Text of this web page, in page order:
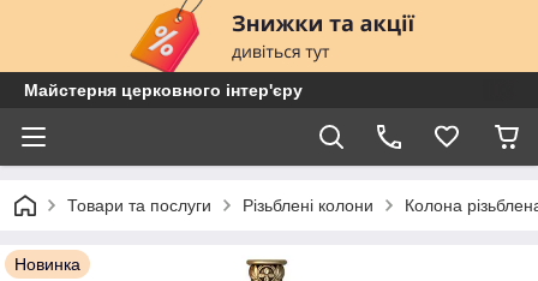
Майстерня церковного інтер'єру
Товари та послуги Різьблені колони Колона
Новинка